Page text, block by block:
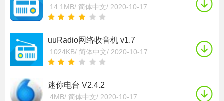
14.1MB/ 简体中文/ 2020-10-17
uuRadio网络收音机 v1.7
1024KB/ 简体中文/ 2020-10-17
迷你电台 V2.4.2
4MB/ 简体中文/ 2020-10-17